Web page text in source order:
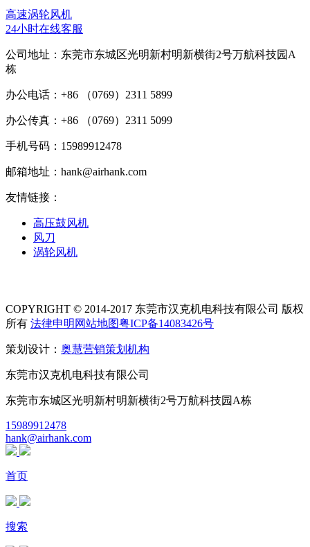
高速涡轮风机
24小时在线客服
公司地址：东莞市东城区光明新村明新横街2号万航科技园A
栋
办公电话：+86 （0769）2311 5899
办公传真：+86 （0769）2311 5099
手机号码：15989912478
邮箱地址：hank@airhank.com
友情链接：
高压鼓风机
风刀
涡轮风机
COPYRIGHT © 2014-2017 东莞市汉克机电科技有限公司 版权
所有 法律申明 网站地图粤ICP备14083426号
策划设计： 奥慧营销策划机构
东莞市汉克机电科技有限公司
东莞市东城区光明新村明新横街2号万航科技园A栋
15989912478
hank@airhank.com
首页
搜索